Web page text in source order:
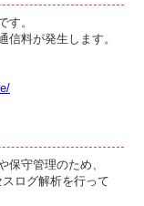
す。
料が発生します。
守管理のため、
ログ解析を行って